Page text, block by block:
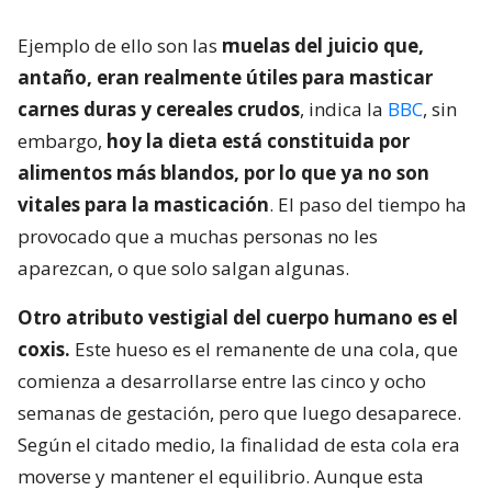
Ejemplo de ello son las muelas del juicio que,
antaño, eran realmente útiles para masticar
carnes duras y cereales crudos, indica la BBC, sin
embargo, hoy la dieta está constituida por
alimentos más blandos, por lo que ya no son
vitales para la masticación. El paso del tiempo ha
provocado que a muchas personas no les
aparezcan, o que solo salgan algunas.
Otro atributo vestigial del cuerpo humano es el
coxis. Este hueso es el remanente de una cola, que
comienza a desarrollarse entre las cinco y ocho
semanas de gestación, pero que luego desaparece.
Según el citado medio, la finalidad de esta cola era
moverse y mantener el equilibrio. Aunque esta